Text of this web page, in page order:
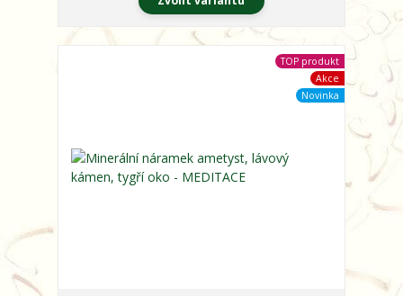
TOP produkt
Akce
Novinka